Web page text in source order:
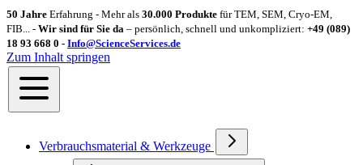
50 Jahre Erfahrung - Mehr als 30.000 Produkte für TEM, SEM, Cryo-EM,
FIB... - Wir sind für Sie da – persönlich, schnell und unkompliziert: +49 (089)
18 93 668 0 - Info@ScienceServices.de
Zum Inhalt springen
Verbrauchsmaterial & Werkzeuge